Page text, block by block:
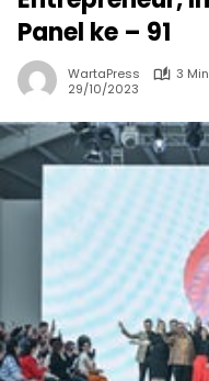
Panel ke – 91
WartaPress
3
29/10/2023